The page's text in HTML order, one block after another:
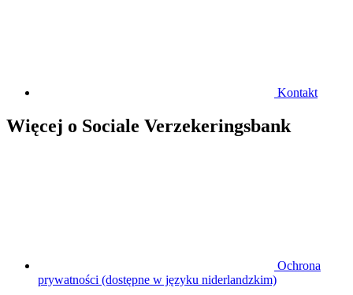
Kontakt
Więcej o Sociale Verzekeringsbank
Ochrona
prywatności (dostępne w języku niderlandzkim)